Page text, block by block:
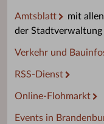
Amtsblatt
mit
der Stadtverwaltung
Verkehr und
RSS-Dienst
Online-Flohmarkt
Events in